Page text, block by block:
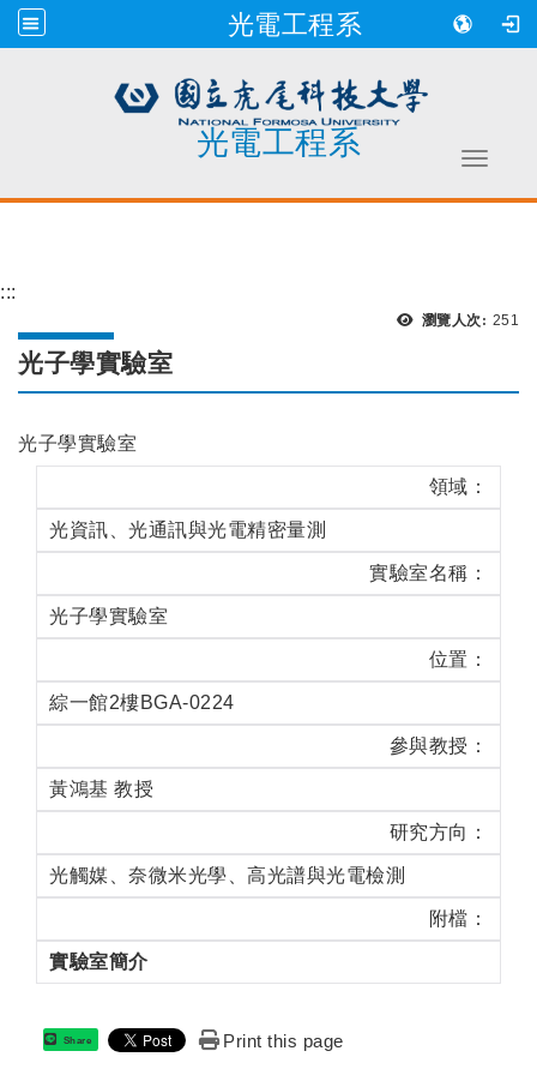
光電工程系
光電工程系
Toggle
:::
瀏覽人次: 瀏覽
251
光子學實驗室
光子學實驗室
領域：
光資訊、光通訊與光電精密量測
實驗室名稱：
光子學實驗室
位置：
綜一館2樓BGA-0224
參與教授：
黃鴻基 教授
研究方向：
光觸媒、奈微米光學、高光譜與光電檢測
附檔：
實驗室簡介
Share Print this page